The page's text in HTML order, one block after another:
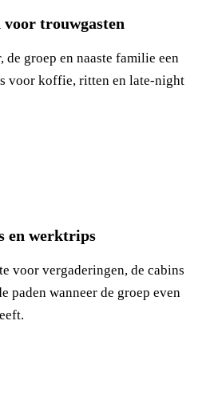
trouwgasten
de groep en naaste familie een
voor koffie, ritten en late-night
en werktrips
voor vergaderingen, de cabins
paden wanneer de groep even